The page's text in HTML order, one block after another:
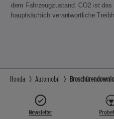
dem Fahrzeugzustand. CO2 ist das
hauptsächlich verantwortliche
Honda Automobil
Newsletter